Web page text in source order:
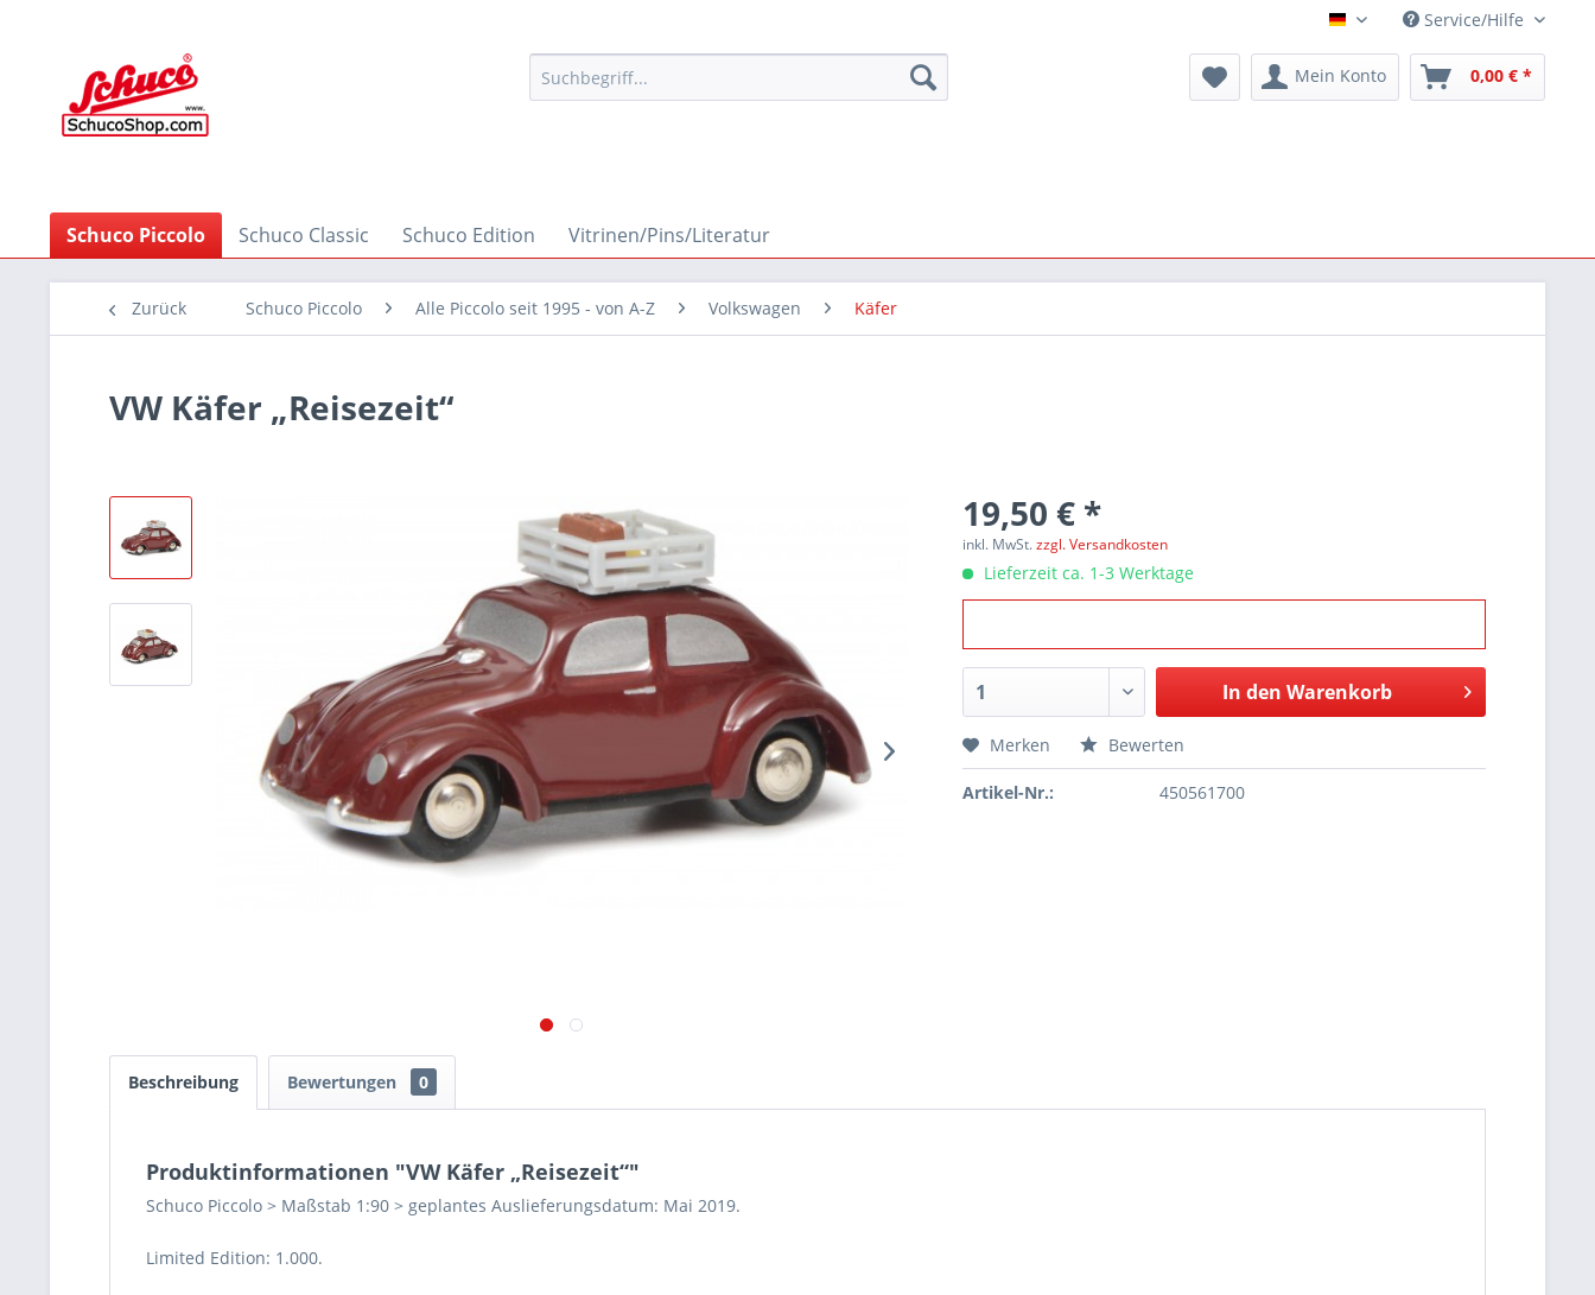
Deutsch Service/Hilfe
Mein Konto 0,00 € *
Schuco Piccolo Schuco Classic Schuco Edition Vitrinen/Pins/Literatur
Zurück Schuco Piccolo Alle Piccolo seit 1995 - von A-Z Volkswagen Käfer
VW Käfer „Reisezeit“
19,50 € *
inkl. MwSt.zzgl. Versandkosten
Lieferzeit ca. 1-3 Werktage
In den Warenkorb
Merken Bewerten
Artikel-Nr.: 450561700
Beschreibung Bewertungen 0
Produktinformationen "VW Käfer „Reisezeit“"
Schuco Piccolo > Maßstab 1:90 > geplantes Auslieferungsdatum: Mai 2019.
Limited Edition: 1.000.